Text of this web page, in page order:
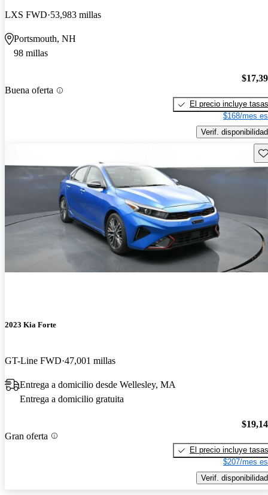
LXS FWD 53,983 millas
Portsmouth, NH
98 millas
Buena oferta
El precio incluye tasas
$168/mes
Verif. disponibilidad
2023 Kia Forte
GT-Line FWD 47,001 millas
Entrega a domicilio desde Wellesley, MA
Entrega a domicilio gratuita
Gran oferta
El precio incluye tasas
$207/mes
Verif. disponibilidad